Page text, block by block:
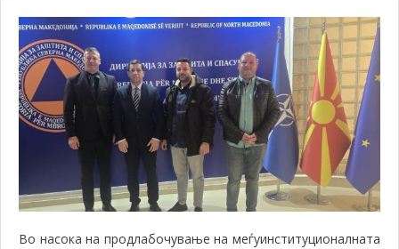
Во насока на продлабочување на меѓуинституционалната